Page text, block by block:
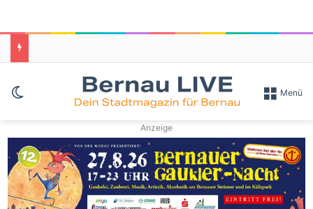
Skin umschalten Menü
Anzeige